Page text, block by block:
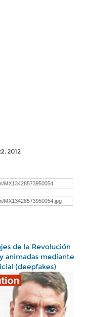
2012
de la Revolución
animadas mediante
(deepfakes)